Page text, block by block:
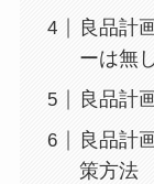
良品計
ーは無
良品計
良品計
策方法